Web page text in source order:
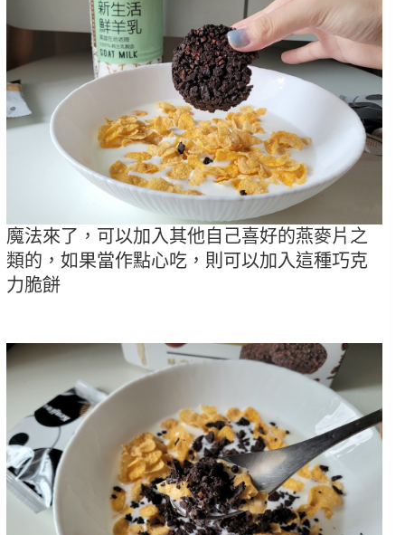
魔法來了，可以加入其他自己喜好的燕麥片之
類的，如果當作點心吃，則可以加入這種巧克
力脆餅